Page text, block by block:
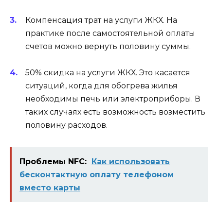
Компенсация трат на услуги ЖКХ. На
практике после самостоятельной оплаты
счетов можно вернуть половину суммы.
50% скидка на услуги ЖКХ. Это касается
ситуаций, когда для обогрева жилья
необходимы печь или электроприборы. В
таких случаях есть возможность возместить
половину расходов.
Проблемы NFC: Как использовать
бесконтактную оплату телефоном
вместо карты